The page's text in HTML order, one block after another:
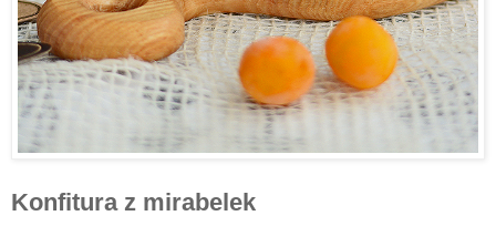
Konfitura z mirabelek